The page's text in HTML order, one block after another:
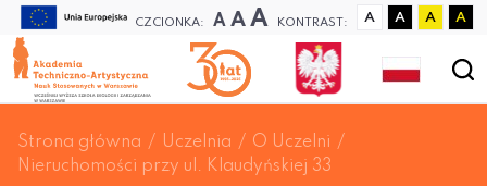
CZCIONKA: A A A KONTRAST: A A A A
Strona główna Uczelnia
O Uczelni
Nieruchomości przy ul. Klaudyńskiej 33